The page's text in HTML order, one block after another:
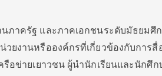
ภาครัฐ และภาคเอกชนระดับมัธยมศึ
ยงานหรือองค์กรที่เกี่ยวข้องกับการสื่
อข่ายเยาวชน ผู้นำนักเรียนและนักศึก